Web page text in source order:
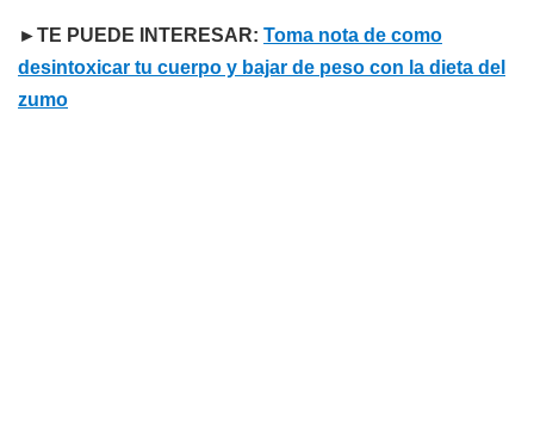
►TE PUEDE INTERESAR: Toma nota de como
desintoxicar tu cuerpo y bajar de peso con la dieta del
zumo